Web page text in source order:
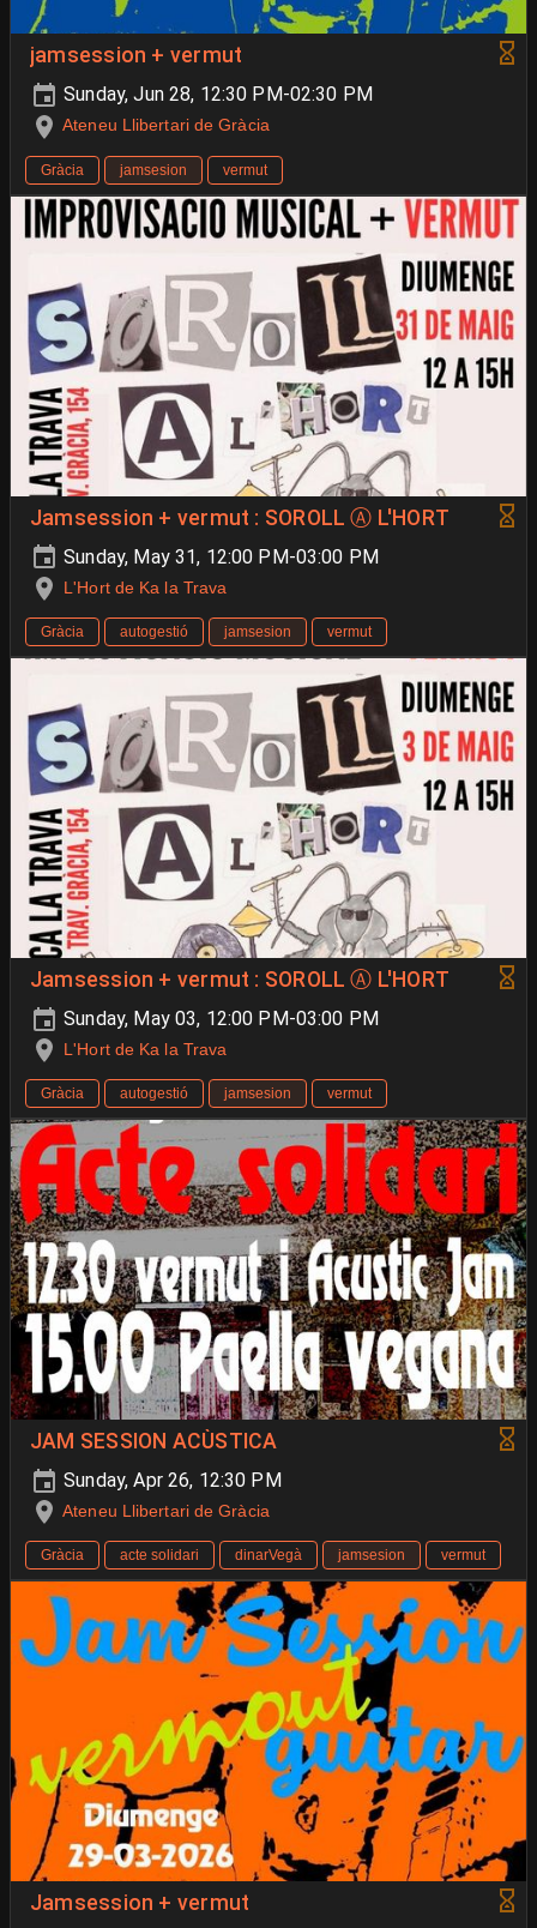
jamsession + vermut
Sunday, Jun 28, 12:30 PM-02:30 PM
Ateneu Llibertari de Gràcia
Gràcia jamsesion vermut
Jamsession + vermut : SOROLL Ⓐ L'HORT
Sunday, May 31, 12:00 PM-03:00 PM
L'Hort de Ka la Trava
Gràcia autogestió jamsesion vermut
Jamsession + vermut : SOROLL Ⓐ L'HORT
Sunday, May 03, 12:00 PM-03:00 PM
L'Hort de Ka la Trava
Gràcia autogestió jamsesion vermut
JAM SESSION ACÙSTICA
Sunday, Apr 26, 12:30 PM
Ateneu Llibertari de Gràcia
Gràcia acte solidari dinarVegà jamsesion vermut
Jamsession + vermut